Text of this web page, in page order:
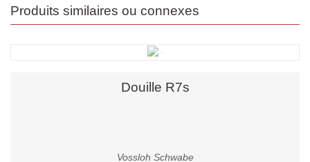
Produits similaires ou connexes
Douille R7s
Vossloh Schwabe